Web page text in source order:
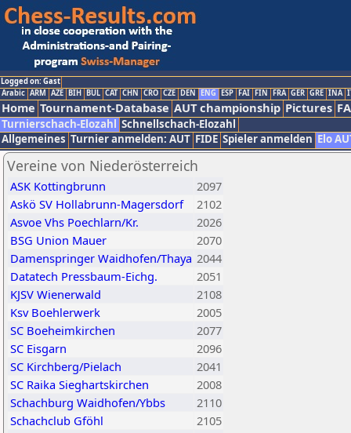
Logged on: Gast
Arabic ARM AZE BIH BUL CAT CHN CRO CZE DEN ENG ESP FAI FIN FRA GER GRE INA
Home Tournament-Database AUT championship Pictures
Turnierschach-Elozahl Schnellschach-Elozahl
Allgemeines Turnier anmelden: AUT FIDE Spieler anmelden Elo
Vereine von Niederösterreich
ASK Kottingbrunn
2097
Askö SV Hollabrunn-Magersdorf
2102
Asvoe Vhs Poechlarn/Kr.
2026
BSG Union Mauer
2070
Damenspringer Waidhofen/Thaya 2044
Datatech Pressbaum-Eichg.
2051
KJSV Wienerwald
2108
Ksv Boehlerwerk
2005
SC Boeheimkirchen
2077
SC Eisgarn
2096
SC Kirchberg/Pielach
2041
SC Raika Sieghartskirchen
2008
Schachburg Waidhofen/Ybbs
2110
Schachclub Gföhl
2105